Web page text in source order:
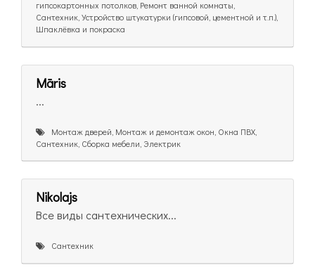
гипсокартонных потолков, Ремонт ванной комнаты,
Сантехник, Устройство штукатурки (гипсовой, цементной и т.п.),
Шпаклёвка и покраска
Māris
...
Монтаж дверей, Монтаж и демонтаж окон, Окна ПВХ,
Сантехник, Сборка мебели, Электрик
Nikolajs
Все виды сантехнических...
Сантехник